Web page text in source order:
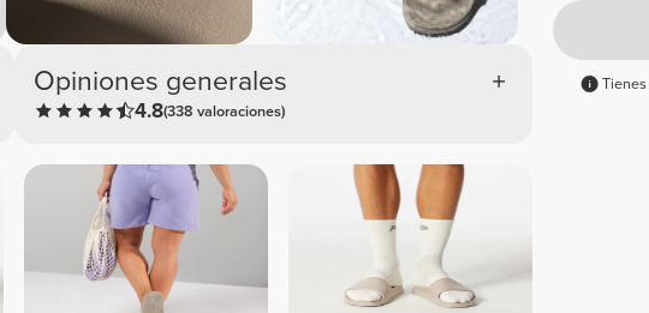
Opiniones generales
4.8(338 valoraciones)
Tienes